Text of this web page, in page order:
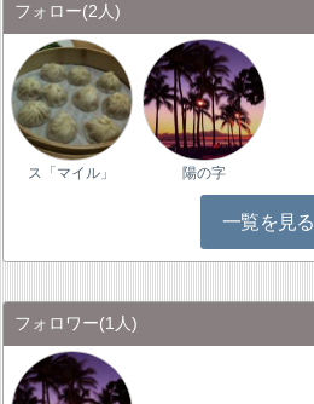
フォロー(2人)
ス「マイル」 陽の字
一覧を見る
フォロワー(1人)